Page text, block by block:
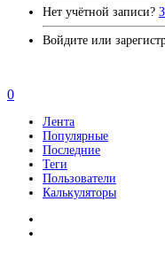
Нет учётной записи?
Войдите или
0
Лента
Популярные
Последние
Теги
Пользователи
Калькуляторы